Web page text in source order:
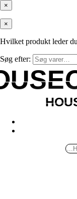
×
×
Hvilket produkt leder
Søg efter: